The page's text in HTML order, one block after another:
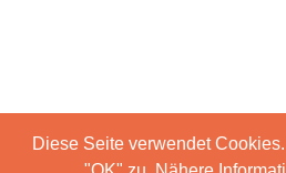
Diese Seite verwendet